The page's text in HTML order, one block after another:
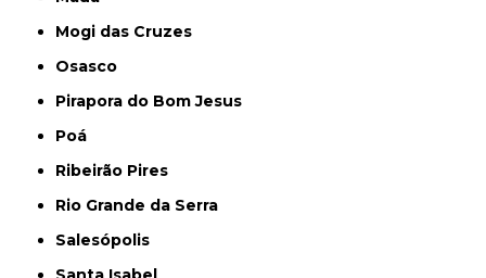
Mogi das Cruzes
Osasco
Pirapora do Bom Jesus
Poá
Ribeirão Pires
Rio Grande da Serra
Salesópolis